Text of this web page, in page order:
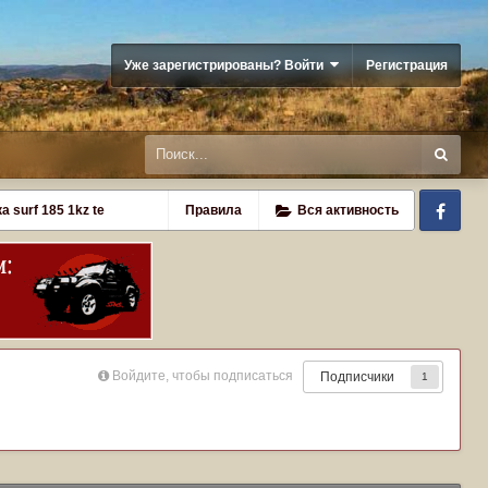
Уже зарегистрированы? Войти Регистрация
Правила Вся активность
surf 185 1kz te
Войдите, чтобы подписаться Подписчики 1